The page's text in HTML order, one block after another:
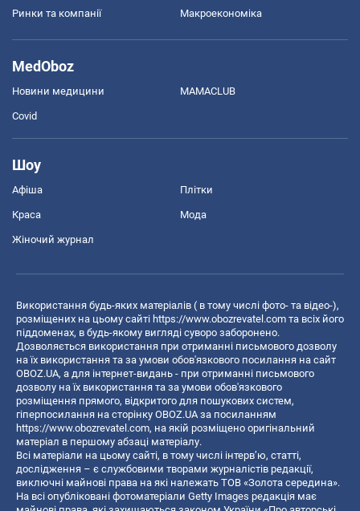
Ринки та компанії Макроекономіка
MedOboz
Новини медицини MAMACLUB
Covid
Шоу
Афіша Плітки
Краса Мода
Жіночий журнал
Використання будь-яких матеріалів ( в тому числі фото- та відео-),
розміщених на цьому сайті https://www.obozrevatel.com та всіх його
піддоменах, в будь-якому вигляді суворо заборонено.
Дозволяється використання при отриманні письмового дозволу
на їх використання та за умови обов'язкового посилання на сайт
OBOZ.UA, а для інтернет-видань - при отриманні письмового
дозволу на їх використання та за умови обов'язкового
розміщення прямого, відкритого для пошукових систем,
гіперпосилання на сторінку OBOZ.UA за посиланням
https://www.obozrevatel.com, на якій розміщено оригінальний
матеріал в першому абзаці матеріалу.
Всі матеріали на цьому сайті, в тому числі інтерв’ю, статті,
дослідження – є службовими творами журналістів редакції,
виключні майнові права на які належать ТОВ «Золота середина».
На всі опубліковані фотоматеріали Getty Images редакція має